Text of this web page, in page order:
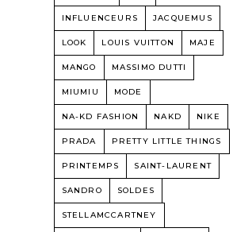
INFLUENCEURS JACQUEMUS
LOOK LOUIS VUITTON MAJE
MANGO MASSIMO DUTTI
MIUMIU MODE
NA-KD FASHION NAKD NIKE
PRADA PRETTY LITTLE THINGS
PRINTEMPS SAINT-LAURENT
SANDRO SOLDES
STELLAMCCARTNEY